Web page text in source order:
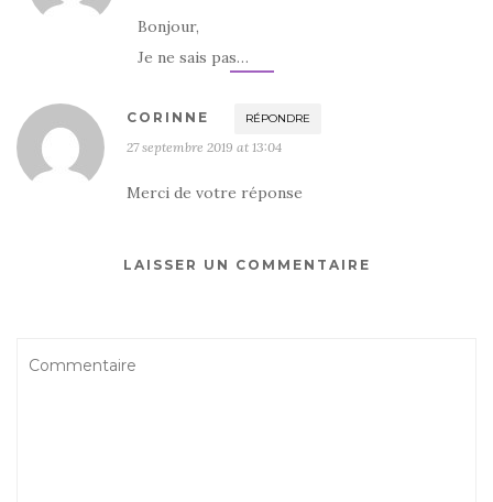
Bonjour,
Je ne sais pas…
CORINNE RÉPONDRE
27 septembre 2019 at 13:04
Merci de votre réponse
LAISSER UN COMMENTAIRE